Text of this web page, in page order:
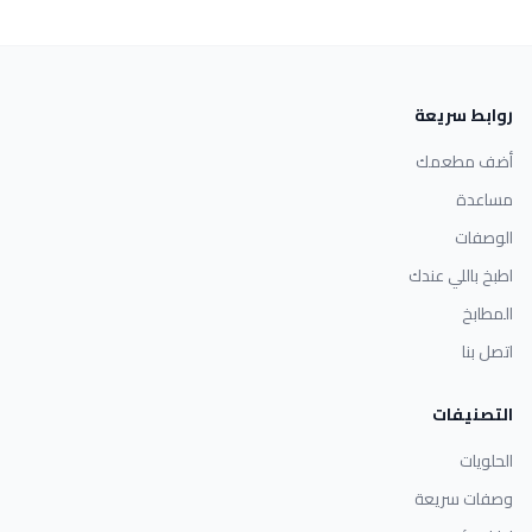
روابط سريعة
أضف مطعمك
مساعدة
الوصفات
اطبخ باللي عندك
المطابخ
اتصل بنا
التصنيفات
الحلويات
وصفات سريعة